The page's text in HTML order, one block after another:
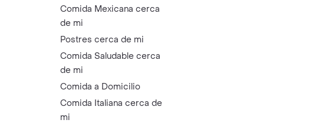
Comida Mexicana cerca
de mi
Postres cerca de mi
Comida Saludable cerca
de mi
Comida a Domicilio
Comida Italiana cerca de
mi